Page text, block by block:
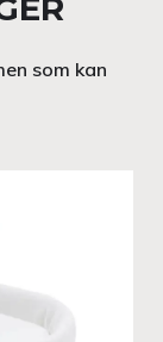
som kan